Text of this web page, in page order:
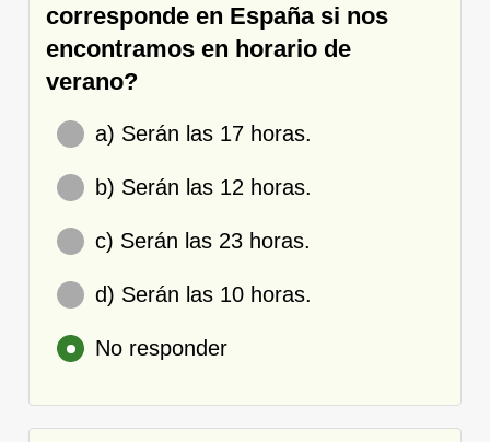
corresponde en España si nos
encontramos en horario de
verano?
a) Serán las 17 horas.
b) Serán las 12 horas.
c) Serán las 23 horas.
d) Serán las 10 horas.
No responder